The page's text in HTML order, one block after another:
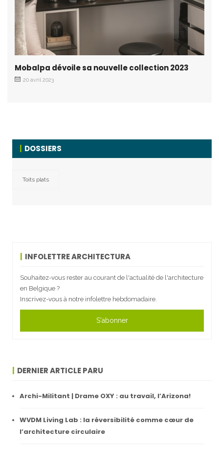
Mobalpa dévoile sa nouvelle collection 2023
20 avril 2023
DOSSIERS
Toits plats
INFOLETTRE ARCHITECTURA
Souhaitez-vous rester au courant de l'actualité de l'architecture
en Belgique ?
Inscrivez-vous à notre infolettre hebdomadaire.
S'abonner
DERNIER ARTICLE PARU
Archi-Militant | Drame OXY : au travail, l’Arizona!
WVDM Living Lab : la réversibilité comme cœur de
l’architecture circulaire